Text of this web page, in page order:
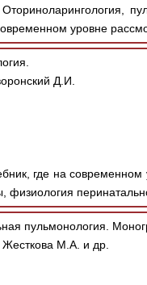
уровне
Д.И.
где на
физиология
пульмонология.
М.А. и др.